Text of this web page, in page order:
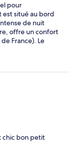
pour
est situé au bord
de nuit
offre un confort
France). Le
à la
chic bon petit